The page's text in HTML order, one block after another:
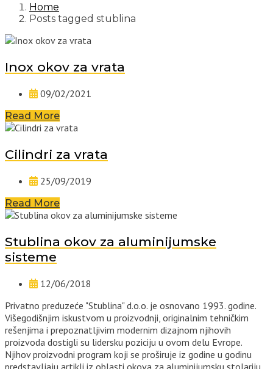
Home
Posts tagged stublina
Inox okov za vrata
09/02/2021
Read More
Cilindri za vrata
25/09/2019
Read More
Stublina okov za aluminijumske
sisteme
12/06/2018
Privatno preduzeće "Stublina" d.o.o. je osnovano 1993. godine.
Višegodišnjim iskustvom u proizvodnji, originalnim tehničkim
rešenjima i prepoznatljivim modernim dizajnom njihovih
proizvoda dostigli su lidersku poziciju u ovom delu Evrope.
Njihov proizvodni program koji se proširuje iz godine u godinu
predstavljaju artikli iz oblasti okova za aluminijumsku stolariju.